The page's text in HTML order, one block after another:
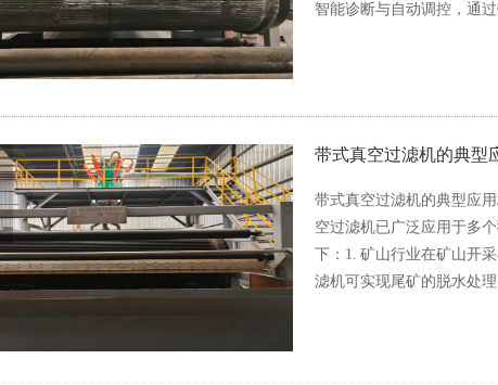
智能诊断与自动调控，通
带式真空过滤机的典型
带式真空过滤机的典型应
空过滤机已广泛应用于多
下：1. 矿山行业在矿山开
滤机可实现尾矿的脱水处